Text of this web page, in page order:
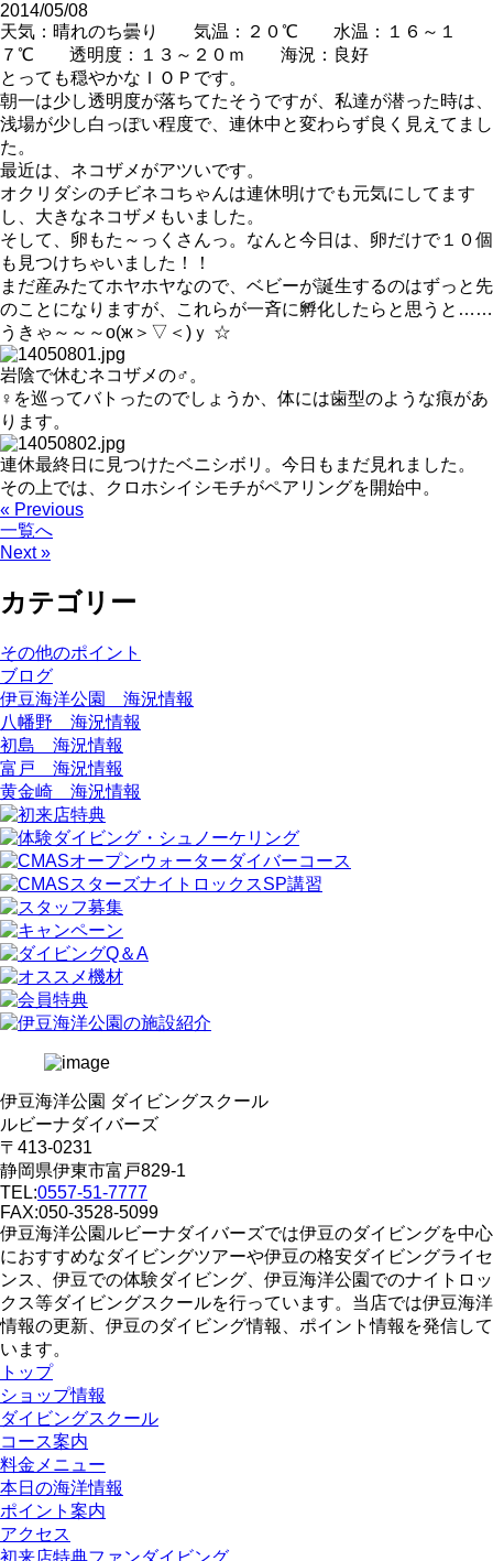
2014/05/08
天気：晴れのち曇り 気温：２０℃ 水温：１６～１
７℃ 透明度：１３～２０ｍ 海況：良好
とっても穏やかなＩＯＰです。
朝一は少し透明度が落ちてたそうですが、私達が潜った時は、
浅場が少し白っぽい程度で、連休中と変わらず良く見えてまし
た。
最近は、ネコザメがアツいです。
オクリダシのチビネコちゃんは連休明けでも元気にしてます
し、大きなネコザメもいました。
そして、卵もた～っくさんっ。なんと今日は、卵だけで１０個
も見つけちゃいました！！
まだ産みたてホヤホヤなので、ベビーが誕生するのはずっと先
のことになりますが、これらが一斉に孵化したらと思うと……
うきゃ～～～о(ж＞▽＜)ｙ ☆
岩陰で休むネコザメの♂。
♀を巡ってバトったのでしょうか、体には歯型のような痕があ
ります。
連休最終日に見つけたベニシボリ。今日もまだ見れました。
その上では、クロホシイシモチがペアリングを開始中。
« Previous
一覧へ
Next »
カテゴリー
その他のポイント
ブログ
伊豆海洋公園 海況情報
八幡野 海況情報
初島 海況情報
富戸 海況情報
黄金崎 海況情報
伊豆海洋公園 ダイビングスクール
ルビーナダイバーズ
〒413-0231
静岡県伊東市富戸829-1
TEL:0557-51-7777
FAX:050-3528-5099
伊豆海洋公園ルビーナダイバーズでは伊豆のダイビングを中心
におすすめなダイビングツアーや伊豆の格安ダイビングライセ
ンス、伊豆での体験ダイビング、伊豆海洋公園でのナイトロッ
クス等ダイビングスクールを行っています。当店では伊豆海洋
情報の更新、伊豆のダイビング情報、ポイント情報を発信して
います。
トップ
ショップ情報
ダイビングスクール
コース案内
料金メニュー
本日の海洋情報
ポイント案内
アクセス